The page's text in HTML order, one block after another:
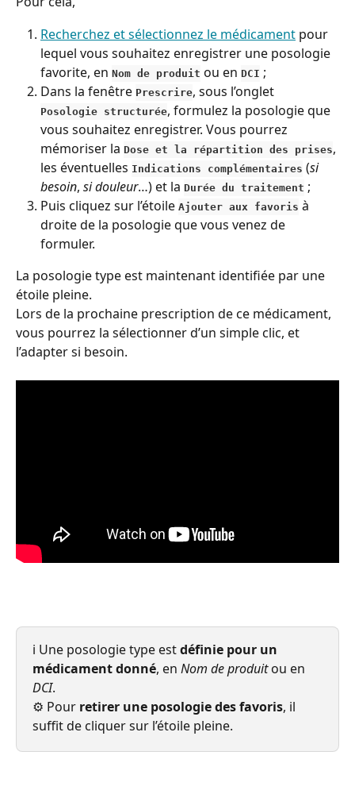
Recherchez et sélectionnez le médicament pour
lequel vous souhaitez enregistrer une posologie
favorite, en Nom de produit ou en DCI ;
Dans la fenêtre Prescrire, sous l’onglet
Posologie structurée, formulez la posologie que
vous souhaitez enregistrer. Vous pourrez
mémoriser la Dose et la répartition des prises,
les éventuelles Indications complémentaires (si
besoin, si douleur…) et la Durée du traitement ;
Puis cliquez sur l’étoile Ajouter aux favoris à
droite de la posologie que vous venez de
formuler.
La posologie type est maintenant identifiée par une
étoile pleine.
Lors de la prochaine prescription de ce médicament,
vous pourrez la sélectionner d’un simple clic, et
l’adapter si besoin.
ℹ️ Une posologie type est définie pour un
médicament donné, en Nom de produit ou en
DCI.
⚙️ Pour retirer une posologie des favoris, il
suffit de cliquer sur l’étoile pleine.